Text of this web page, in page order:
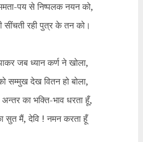
पय से निष्पलक नयन को,
सींचती रही पुत्र के तन को।
जब ध्यान कर्ण ने खोला,
सम्मुख देख वितन हो बोला,
अन्तर का भक्ति-भाव धरता हूँ,
सुत मैं, देवि ! नमन करता हूँ